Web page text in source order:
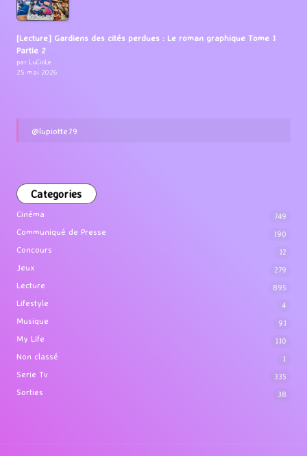
[Lecture] Gardiens des cités perdues : Le roman graphique Tome 1
Partie 2
par LuCioLe
25 mai 2026
@lupiotte79
Categories
Cinéma 749
Communiqué de Presse 190
Concours 12
Jeux 279
Lecture 895
Lifestyle 4
Musique 91
My Life 110
Non classé 1
Serie Tv 335
Sorties 38